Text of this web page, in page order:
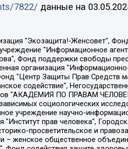
7822/ данные на
Пономарев Лев Александрович, Савицкая Людмила Алексеевна, Автономная некоммерческая организация "Центр по работе с проблемой насилия "НАСИЛИЮ.НЕТ", Межрегиональный профессиональный союз работников здравоохранения "Альянс врачей", Юридическое лицо, зарегистрированное в Латвийской Республике, SIA "Medusa Project" (регистрационный номер 40103797863, дата регистрации 10.06.2014), Некоммерческая организация "Фонд по борьбе с коррупцией", Автономная некоммерческая организация "Институт права и публичной политики", Баданин Роман Сергеевич, Гликин Максим Александрович, Железнова Мария Михайловна, Лукьянова Юлия Сергеевна, Маетная Елизавета Витальевна, Маняхин Петр Борисович, Чуракова Ольга Владимировна, Ярош Юлия Петровна, Юридическое лицо "The Insider SIA", зарегистрированное в Риге, Латвийская Республика (дата регистрации 26.06.2015), являющееся администратором доменного имени интернет-издания "The Insider SIA", https://theins.ru, Постернак Алексей Евгеньевич, Рубин Михаил Аркадьевич, Анин Роман Александрович, Юридическое лицо Istories fonds, зарегистрированное в Латвийской Республике (регистрационный номер 50008295751, дата регистрации 24.02.2020), Великовский Дмитрий Александрович, Долинина Ирина Николаевна, Мароховская Алеся Алексеевна, Шлейнов Роман Юрьевич, Шмагун Олеся Валентиновна, Общество с ограниченной ответственностью "Альтаир 2021", Общество с ограниченной ответственностью "Вега 2021", Общество с ограниченной ответственностью "Главный редактор 2021", Общество с ограниченной ответственностью "Ромашки монолит", Важенков Артем Валерьевич, Ивановская областная общественная организация "Центр гендерных исследований", Гурман Юрий Альбертович, Медиапроект "ОВД-Инфо", Егоров Владимир Владимирович, Жилинский Владимир Александрович, Общество с ограниченной ответственностью "ЗП", Иванова София Юрьевна, Карезина Инна Павловна, Кильтау Екатерина Викторовна, Петров Алексей Викторович, Пискунов Сергей Евгеньевич, Смирнов Сергей Сергеевич, Тихонов